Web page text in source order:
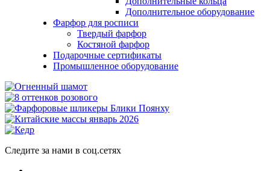
Дополнительное оборудование
Фарфор для росписи
Твердый фарфор
Костяной фарфор
Подарочные сертификаты
Промышленное оборудование
Следите за нами в соц.сетях